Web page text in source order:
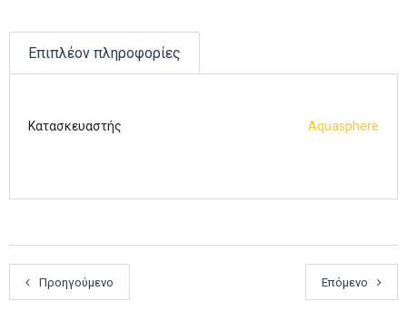
Επιπλέον πληροφορίες
Κατασκευαστής Aquasphere
Προηγούμενο Επόμενο